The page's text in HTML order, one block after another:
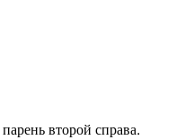
второй справа.